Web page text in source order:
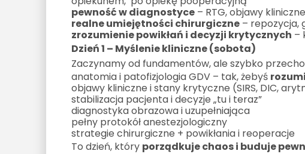
pewność w diagnostyce – RTG, objawy
realne umiejętności chirurgiczne – repozycja,
zrozumienie powikłań i decyzji krytycznych –
Dzień 1 – Myślenie kliniczne (sobota)
Zaczynamy od fundamentów, ale szybko
anatomia i patofizjologia GDV – tak, żebyś
objawy kliniczne i stany krytyczne (SIRS, DIC,
stabilizacja pacjenta i decyzje „tu i teraz”
diagnostyka obrazowa i uzupełniająca
pełny protokół anestezjologiczny
strategie chirurgiczne + powikłania i reoperacje
To dzień, który porządkuje chaos i buduje